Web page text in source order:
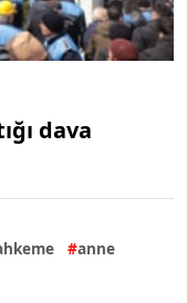
dava
anne